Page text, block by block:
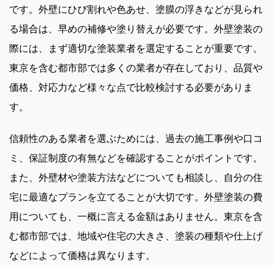
です。外壁にひび割れや色あせ、塗膜の浮きなどが見られ
る場合は、早めの補修や塗り替えが必要です。外壁塗装の
際には、まず適切な塗装業者を選定することが重要です。
東京を含む都市部では多くの業者が存在しており、品質や
価格、対応力など様々な点で比較検討する必要がありま
す。
信頼性のある業者を選ぶためには、過去の施工事例や口コ
ミ、保証制度の有無などを確認することがポイントです。
また、外壁材や塗装方法などについても相談し、自分の住
宅に最適なプランを立てることが大切です。外壁塗装の費
用についても、一概に言える金額はありません。東京を含
む都市部では、地域や住宅の大きさ、塗装の種類や仕上げ
などによって価格は異なります。